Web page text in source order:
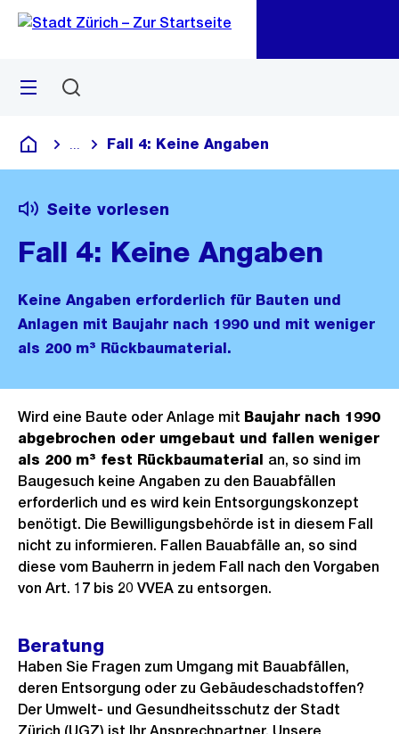
Navigation
Sprunglink
Menü
Deutsch
Blende alle Breadcrumbs ein
Fall 4: Keine Angaben
Seite vorlesen
Fall 4: Keine Angaben
Keine Angaben erforderlich für Bauten und
Anlagen mit Baujahr nach 1990 und mit weniger
als 200 m³ Rückbaumaterial.
Wird eine Baute oder Anlage mit Baujahr nach 1990
abgebrochen oder umgebaut und fallen weniger
als 200 m³ fest Rückbaumaterial an, so sind im
Baugesuch keine Angaben zu den Bauabfällen
erforderlich und es wird kein Entsorgungskonzept
benötigt. Die Bewilligungsbehörde ist in diesem Fall
nicht zu informieren. Fallen Bauabfälle an, so sind
diese vom Bauherrn in jedem Fall nach den Vorgaben
von Art. 17 bis 20 VVEA zu entsorgen.
Beratung
Haben Sie Fragen zum Umgang mit Bauabfällen,
deren Entsorgung oder zu Gebäudeschadstoffen?
Der Umwelt- und Gesundheitsschutz der Stadt